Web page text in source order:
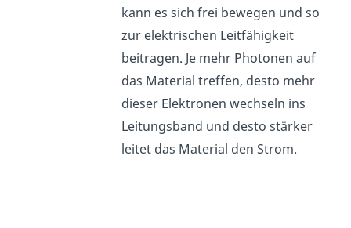
kann es sich frei bewegen und so
zur elektrischen Leitfähigkeit
beitragen. Je mehr Photonen auf
das Material treffen, desto mehr
dieser Elektronen wechseln ins
Leitungsband und desto stärker
leitet das Material den Strom.